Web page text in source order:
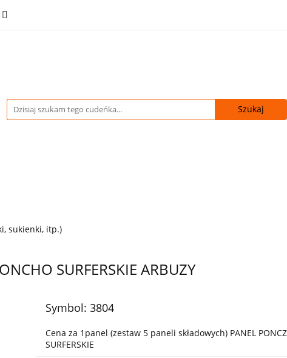
Główna
sukienki, itp.)
SURFERSKIE ARBUZY
Symbol: 3804
Cena za 1panel (zestaw 5 paneli składowych) PANEL
SURFERSKIE